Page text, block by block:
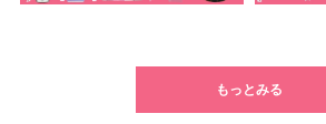
もっとみる